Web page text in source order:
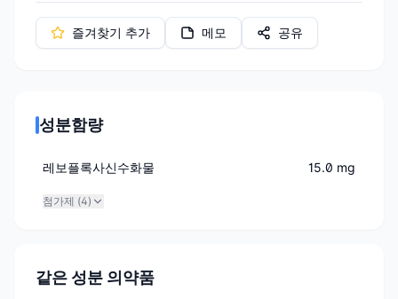
즐겨찾기 추가 메모 공유
성분함량
레보플록사신수화물 15.0 mg
첨가제 (4)
같은 성분 의약품